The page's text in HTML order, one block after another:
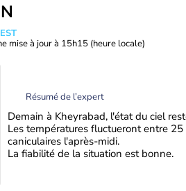
mise à jour à 15h15 (heure locale)
Résumé de l’expert
Demain à Kheyrabad, l'état du ciel
Les températures fluctueront entre
caniculaires l'après-midi.
La fiabilité de la situation est bonne.